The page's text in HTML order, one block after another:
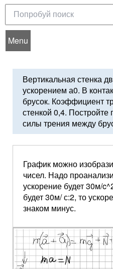
Menu
Вертикальная стенка
ускорением а0. В
брусок. Коэффициент
стенкой 0,4. Постройте
силы трения между
График можно
чисел. Надо
ускорение будет 30м/
будет 30м/ с:2, то
знаком минус.